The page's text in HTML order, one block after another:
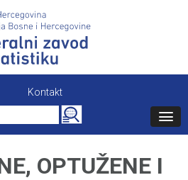
Kontakt
Search
for:
OPTUŽENE I